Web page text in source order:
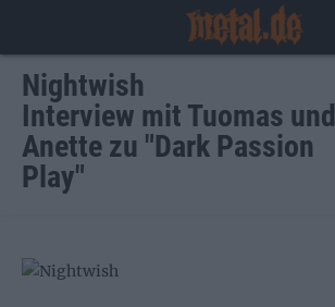
Nightwish
Interview mit Tuomas und
Anette zu "Dark Passion
Play"